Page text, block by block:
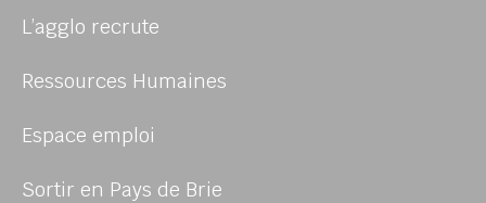
L’agglo recrute
Ressources Humaines
Espace emploi
Sortir en Pays de Brie